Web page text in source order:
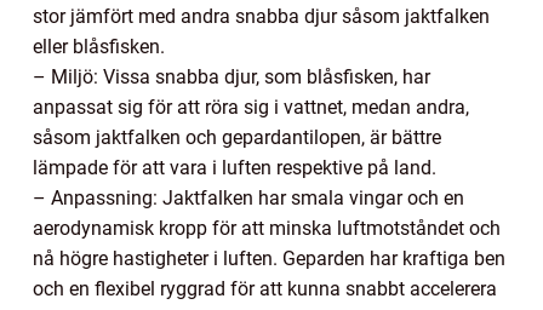
stor jämfört med andra snabba djur såsom jaktfalken
eller blåsfisken.
– Miljö: Vissa snabba djur, som blåsfisken, har
anpassat sig för att röra sig i vattnet, medan andra,
såsom jaktfalken och gepardantilopen, är bättre
lämpade för att vara i luften respektive på land.
– Anpassning: Jaktfalken har smala vingar och en
aerodynamisk kropp för att minska luftmotståndet och
nå högre hastigheter i luften. Geparden har kraftiga ben
och en flexibel ryggrad för att kunna snabbt accelerera